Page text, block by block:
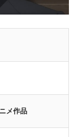
メ作品